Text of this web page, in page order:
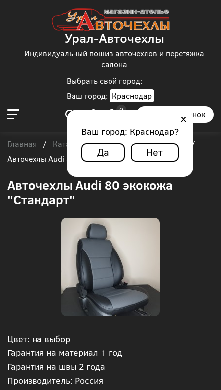
Выбрать свой город:
Ваш город: Краснодар
Ваш город: Краснодар?
Да Нет
Урал-Авточехлы
Индивидуальный пошив авточехлов и перетяжка
салона
Заказать звонок
Главная / Каталог чехлов / Audi / Audi 80
/
Авточехлы Audi 80 экокожа "Стандарт"
Авточехлы Audi 80 экокожа
"Стандарт"
Цвет: на выбор
Гарантия на материал 1 год
Гарантия на швы 2 года
Производитель: Россия